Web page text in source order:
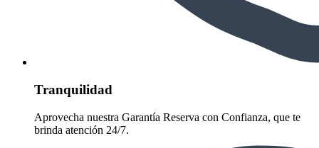
Tranquilidad
Aprovecha nuestra Garantía Reserva con Confianza, que te
brinda atención 24/7.